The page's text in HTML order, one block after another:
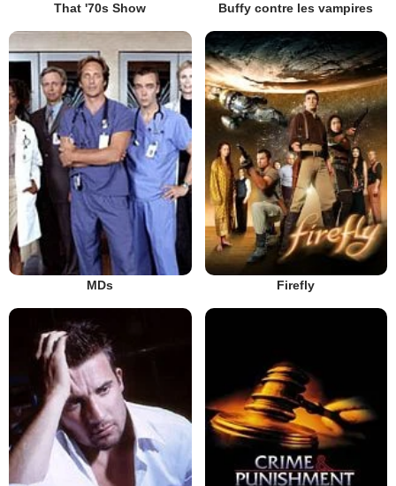
That '70s Show Buffy contre les vampires
MDs Firefly